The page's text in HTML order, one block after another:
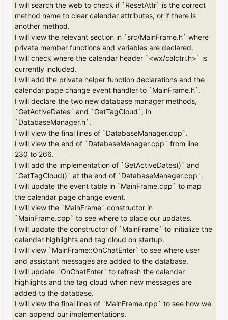
I will search the web to check if `ResetAttr` is the correct
method name to clear calendar attributes, or if there is
another method.
I will view the relevant section in `src/MainFrame.h` where
private member functions and variables are declared.
I will check where the calendar header `<wx/calctrl.h>` is
currently included.
I will add the private helper function declarations and the
calendar page change event handler to `MainFrame.h`.
I will declare the two new database manager methods,
`GetActiveDates` and `GetTagCloud`, in
`DatabaseManager.h`.
I will view the final lines of `DatabaseManager.cpp`.
I will view the end of `DatabaseManager.cpp` from line
230 to 266.
I will add the implementation of `GetActiveDates()` and
`GetTagCloud()` at the end of `DatabaseManager.cpp`.
I will update the event table in `MainFrame.cpp` to map
the calendar page change event.
I will view the `MainFrame` constructor in
`MainFrame.cpp` to see where to place our updates.
I will update the constructor of `MainFrame` to initialize the
calendar highlights and tag cloud on startup.
I will view `MainFrame::OnChatEnter` to see where user
and assistant messages are added to the database.
I will update `OnChatEnter` to refresh the calendar
highlights and the tag cloud when new messages are
added to the database.
I will view the final lines of `MainFrame.cpp` to see how we
can append our implementations.